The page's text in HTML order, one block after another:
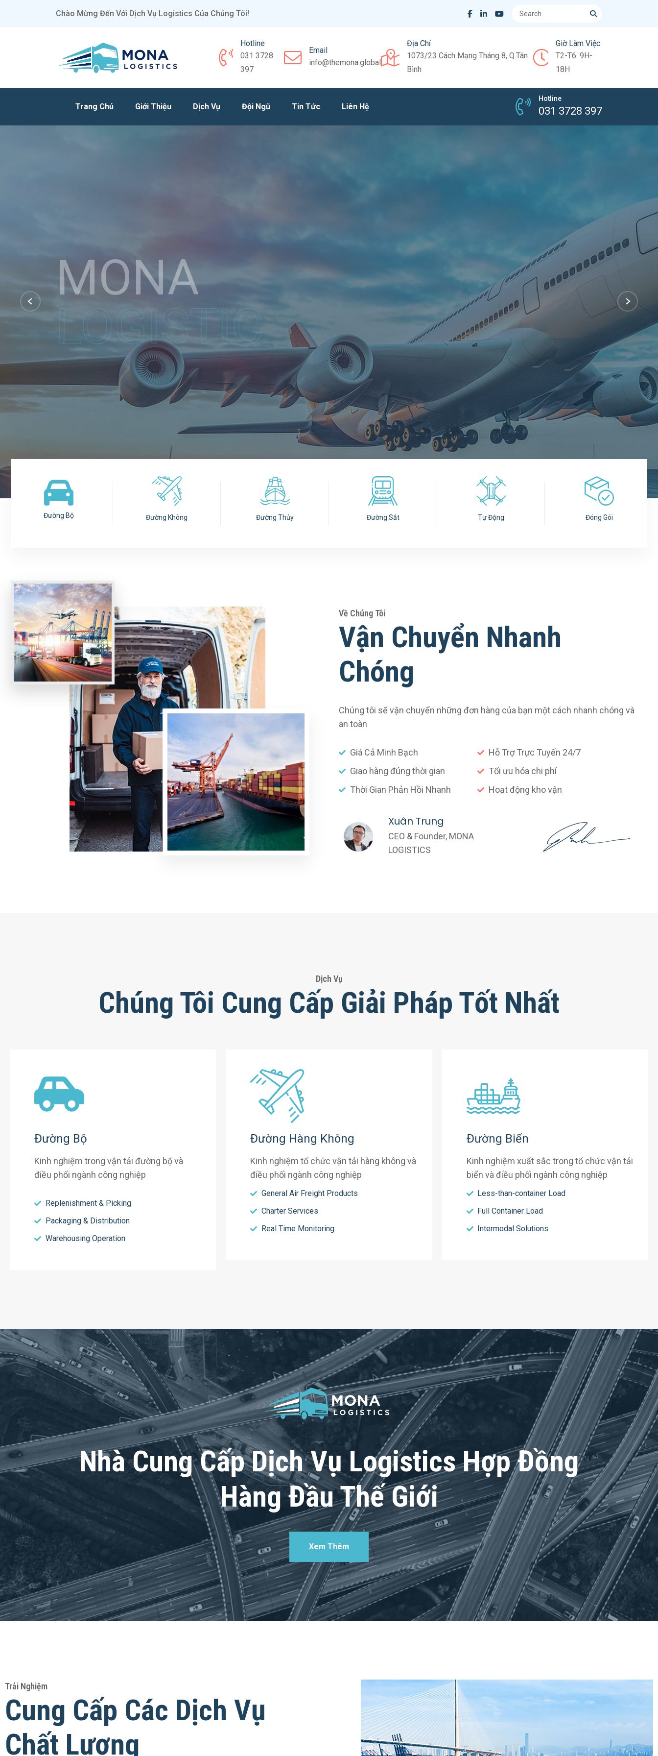
Chào Mừng Đến Với Dịch Vụ Logistics Của Chúng Tôi!
Hotline
031 3728
397
Email
info@themona.global
Địa Chỉ
1073/23 Cách Mạng Tháng 8, Q.Tân
Bình
Giờ Làm Việc
T2-T6: 9H-
18H
Trang Chủ Giới Thiệu Dịch Vụ Đội Ngũ Tin Tức Liên Hệ
Hotline
031 3728 397
LOGISTIC
Chúng tôi đã được tin tưởng tại hơn 15 quốc gia trên toàn thế giới. Chúng tôi tuyển dụng và xây dựng những đội
phát triển chuyên nghiệp từ xa riêng biệt, được tùy chỉnh phù hợp với nhu cầu cụ thể của bạn.
Xem Thêm Dịch Vụ
Đường Bộ Đường Không Đường Thủy Đường Sắt Tự Động Đóng Gói
Về Chúng Tôi
Vận Chuyển Nhanh
Chóng
Chúng tôi sẽ vận chuyển những đơn hàng của bạn một cách nhanh chóng và
an toàn
Giá Cả Minh Bạch
Giao hàng đúng thời gian
Thời Gian Phản Hồi Nhanh
Hỗ Trợ Trực Tuyến 24/7
Tối ưu hóa chi phí
Hoạt động kho vận
Xuân Trung
CEO & Founder, MONA
LOGISTICS
Dịch Vụ
Chúng Tôi Cung Cấp Giải Pháp Tốt Nhất
Đường Bộ
Kinh nghiệm trong vận tải đường bộ và
điều phối ngành công nghiệp
Replenishment & Picking
Packaging & Distribution
Warehousing Operation
Đường Hàng Không
Kinh nghiệm tổ chức vận tải hàng không và
điều phối ngành công nghiệp
General Air Freight Products
Charter Services
Real Time Monitoring
Đường Biển
Kinh nghiệm xuất sắc trong tổ chức vận tải
biển và điều phối ngành công nghiệp
Less-than-container Load
Full Container Load
Intermodal Solutions
Nhà Cung Cấp Dịch Vụ Logistics Hợp Đồng
Hàng Đầu Thế Giới
Xem Thêm
Trải Nghiệm
Cung Cấp Các Dịch Vụ
Chất Lượng